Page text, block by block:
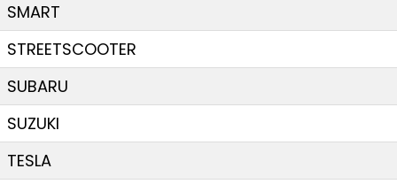
SMART
STREETSCOOTER
SUBARU
SUZUKI
TESLA